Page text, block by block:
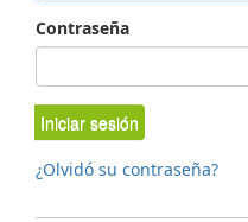
Contraseña
Iniciar sesión
¿Olvidó su contraseña?